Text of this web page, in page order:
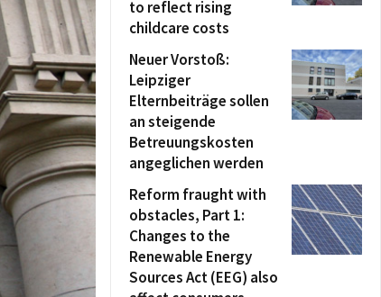
to reflect rising
childcare costs
Neuer Vorstoß:
Leipziger
Elternbeiträge sollen
an steigende
Betreuungskosten
angeglichen werden
Reform fraught with
obstacles, Part 1:
Changes to the
Renewable Energy
Sources Act (EEG) also